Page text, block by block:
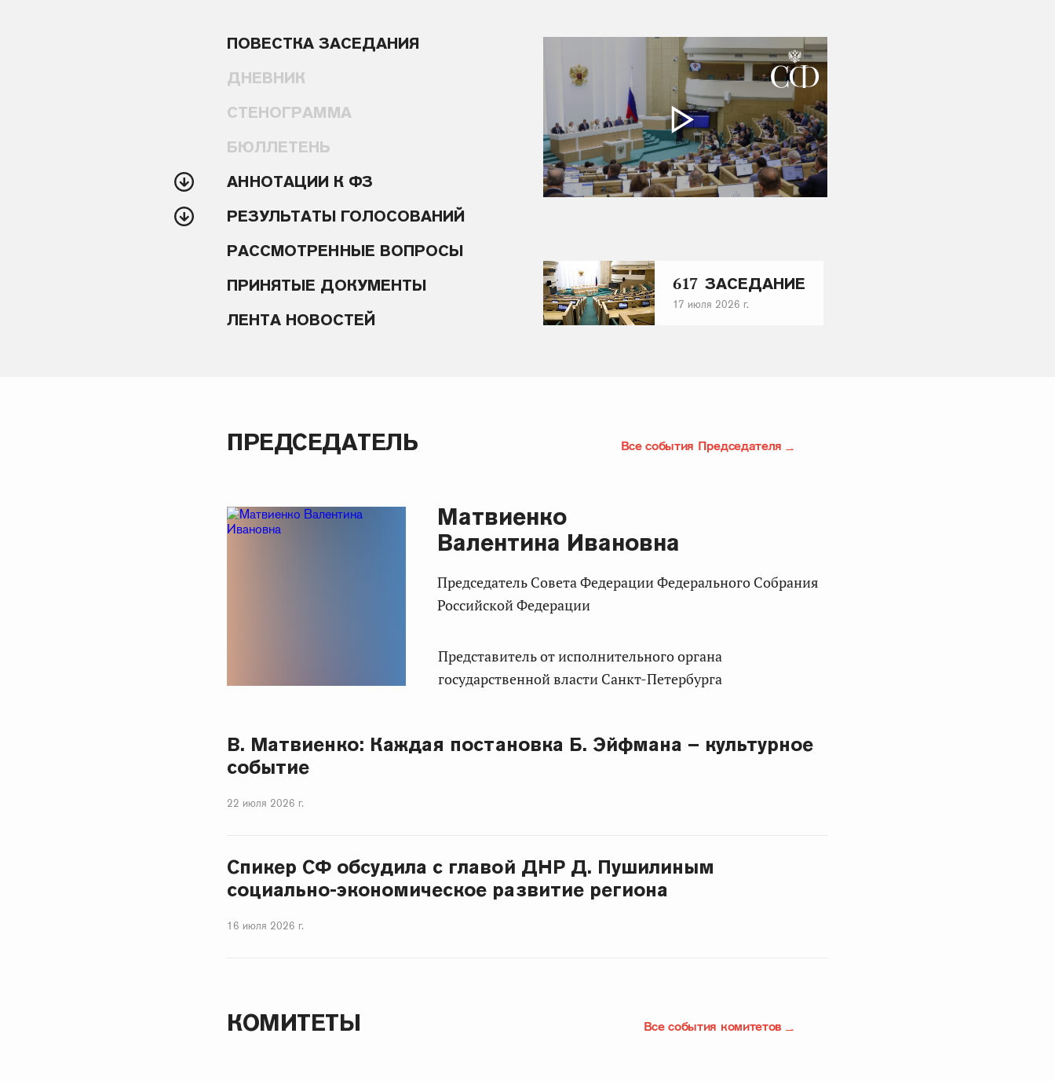
ПОВЕСТКА ЗАСЕДАНИЯ
ДНЕВНИК
СТЕНОГРАММА
БЮЛЛЕТЕНЬ
АННОТАЦИИ К ФЗ
РЕЗУЛЬТАТЫ ГОЛОСОВАНИЙ
РАССМОТРЕННЫЕ ВОПРОСЫ
ПРИНЯТЫЕ ДОКУМЕНТЫ
ЛЕНТА НОВОСТЕЙ
617 ЗАСЕДАНИE
17 июля 2026 г.
ПРЕДСЕДАТЕЛЬ Все события Председателя
Матвиенко
Валентина Ивановна
Председатель Совета Федерации Федерального Собрания
Российской Федерации
представитель от исполнительного органа
государственной власти Санкт-Петербурга
В. Матвиенко: Каждая постановка Б. Эйфмана – культурное
событие
22 июля 2026 г.
Спикер СФ обсудила с главой ДНР Д. Пушилиным
социально-экономическое развитие региона
16 июля 2026 г.
КОМИТЕТЫ Все события комитетов